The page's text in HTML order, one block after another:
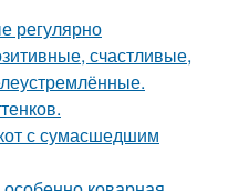
регулярно
счастливые,
с сумасшедшим